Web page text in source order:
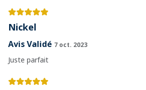
Nickel
Avis Validé 7 oct. 2023
Juste parfait